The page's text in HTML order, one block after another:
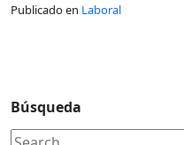
Publicado en Laboral
Búsqueda